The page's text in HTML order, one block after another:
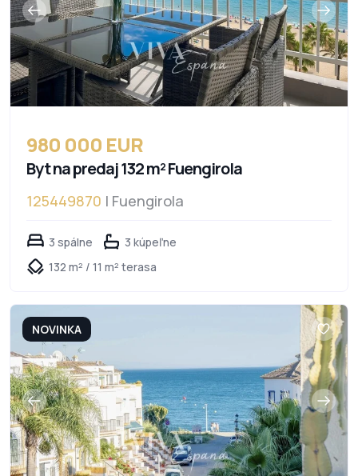
980 000 EUR
Byt na predaj 132 m² Fuengirola
125449870 | Fuengirola
3 spálne
3 kúpeľne
132 m² / 11 m² terasa
NOVINKA